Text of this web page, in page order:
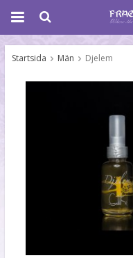
Startsida Män Djelem